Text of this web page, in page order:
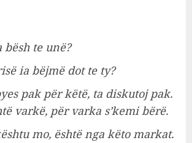
bësh te unë?
ia bëjmë dot te ty?
pak për këtë, ta diskutoj pak.
varkë, për varka s’kemi bërë.
mo, është nga këto markat.